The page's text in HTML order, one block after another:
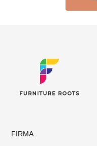
FIRMA